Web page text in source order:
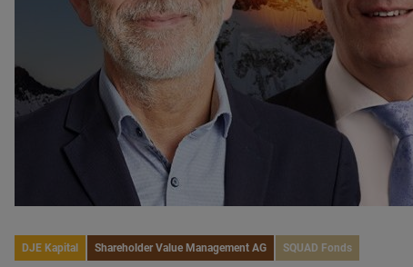
DJE Kapital Shareholder Value Management AG SQUAD Fonds